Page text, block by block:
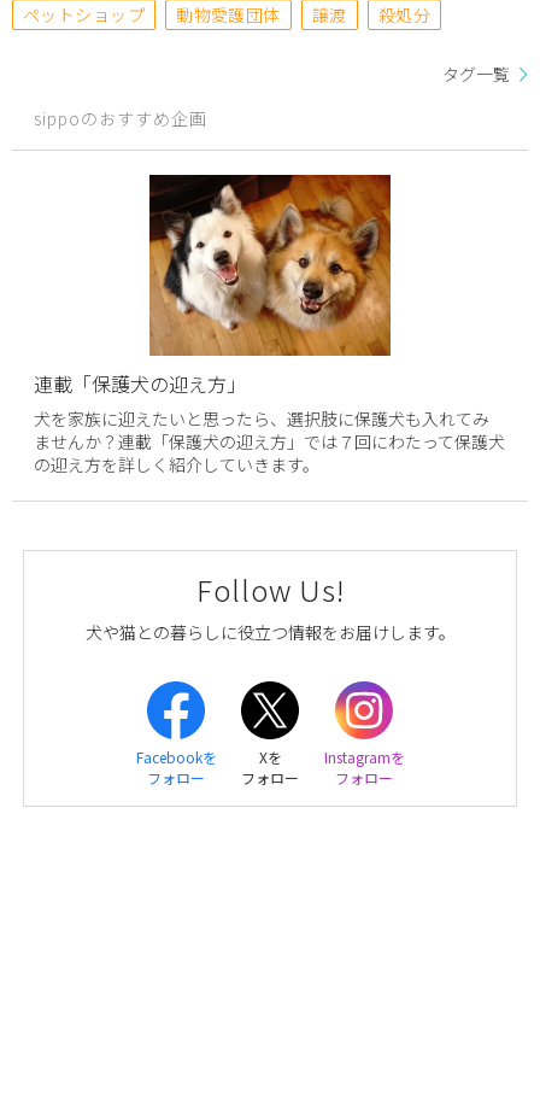
ペットショップ
動物愛護団体 譲渡 殺処分
タグ一覧
sippoのおすすめ企画
連載「保護犬の迎え方」
犬を家族に迎えたいと思ったら、選択肢に保護犬も入れてみ
ませんか？連載「保護犬の迎え方」では７回にわたって保護犬
の迎え方を詳しく紹介していきます。
Follow Us!
犬や猫との暮らしに役立つ情報をお届けします。
Facebookを
フォロー
Xを
フォロー
Instagramを
フォロー